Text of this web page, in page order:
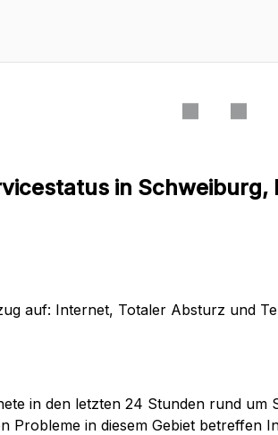
in Schweiburg,
auf: Internet, Totaler Absturz und
in den letzten 24 Stunden rund
Probleme in diesem Gebiet betreffen